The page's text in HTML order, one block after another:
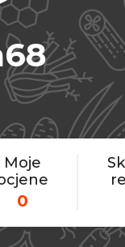
Moje
0